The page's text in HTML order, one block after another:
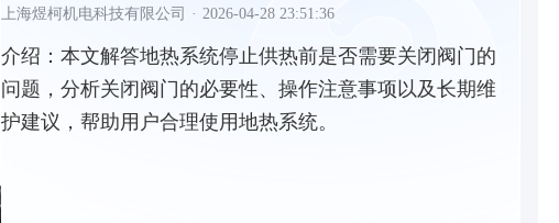
上海煜柯机电科技有限公司 · 2026-04-28 23:51:36
介绍： 本文解答地热系统停止供热前是否需要关闭阀门的
问题，分析关闭阀门的必要性、操作注意事项以及长期维
护建议，帮助用户合理使用地热系统。